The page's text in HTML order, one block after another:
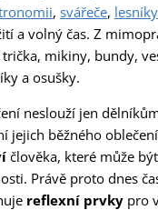
, svářeče, lesníky
a volný čas. Z
mikiny, bundy,
a osušky.
neslouží jen
jejich běžného
člověka, které může
Právě proto dnes
reflexní prvky pro